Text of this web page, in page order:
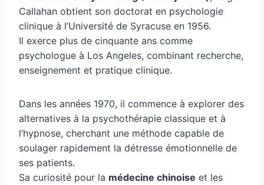
Callahan obtient son doctorat en psychologie
clinique à l’Université de Syracuse en 1956.
Il exerce plus de cinquante ans comme
psychologue à Los Angeles, combinant recherche,
enseignement et pratique clinique.
Dans les années 1970, il commence à explorer des
alternatives à la psychothérapie classique et à
l’hypnose, cherchant une méthode capable de
soulager rapidement la détresse émotionnelle de
ses patients.
Sa curiosité pour la médecine chinoise et les